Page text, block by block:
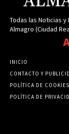
Todas las Noticias
Almagro (Ciudad
INICIO
CONTACTO Y
POLÍTICA DE COOKIES
POLÍTICA DE